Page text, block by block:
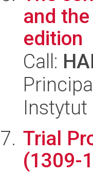
and
edition
Call:
Instytut
Trial
(1309-